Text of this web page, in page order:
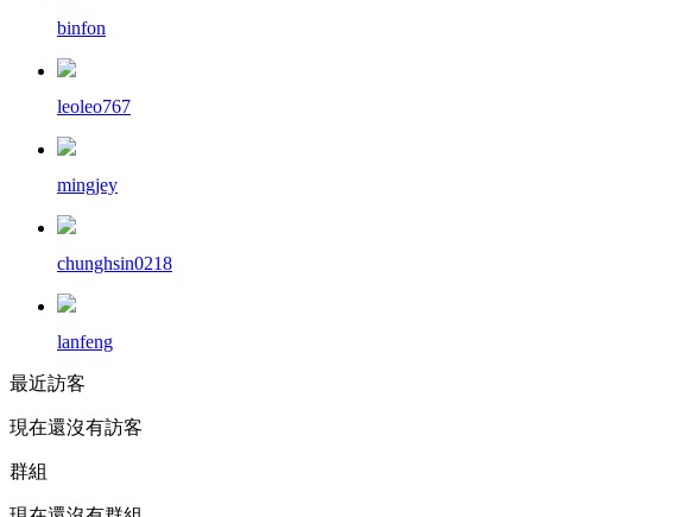
binfon
leoleo767
mingjey
chunghsin0218
lanfeng
最近訪客
現在還沒有訪客
群組